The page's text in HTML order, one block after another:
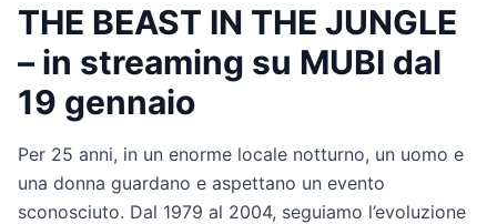
THE BEAST IN THE JUNGLE
– in streaming su MUBI dal
19 gennaio
Per 25 anni, in un enorme locale notturno, un uomo e
una donna guardano e aspettano un evento
sconosciuto. Dal 1979 al 2004, seguiamo l’evoluzione